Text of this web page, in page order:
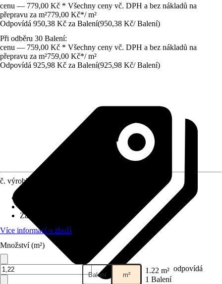
cenu — 779,00 Kč * Všechny ceny vč. DPH a bez nákladů na
přepravu za m²779,00 Kč*/ m²
Odpovídá 950,38 Kč za Balení(950,38 Kč/ Balení)
Při odběru 30 Balení:
cenu — 759,00 Kč * Všechny ceny vč. DPH a bez nákladů na
přepravu za m²759,00 Kč*/ m²
Odpovídá 925,98 Kč za Balení(925,98 Kč/ Balení)
č. výrobku
Základní barva
Více informací o zboží
Množství (m²)
Balení m² 1.22 m² odpovídá
1 Balení